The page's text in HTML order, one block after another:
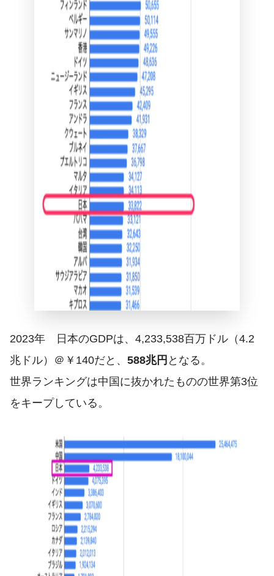
2023年 日本のGDPは、4,233,538百万ドル（4.2
兆ドル）＠￥140だと、 588兆円となる。
世界ランキングは中国に抜かれたものの世界第3位
をキープしている。